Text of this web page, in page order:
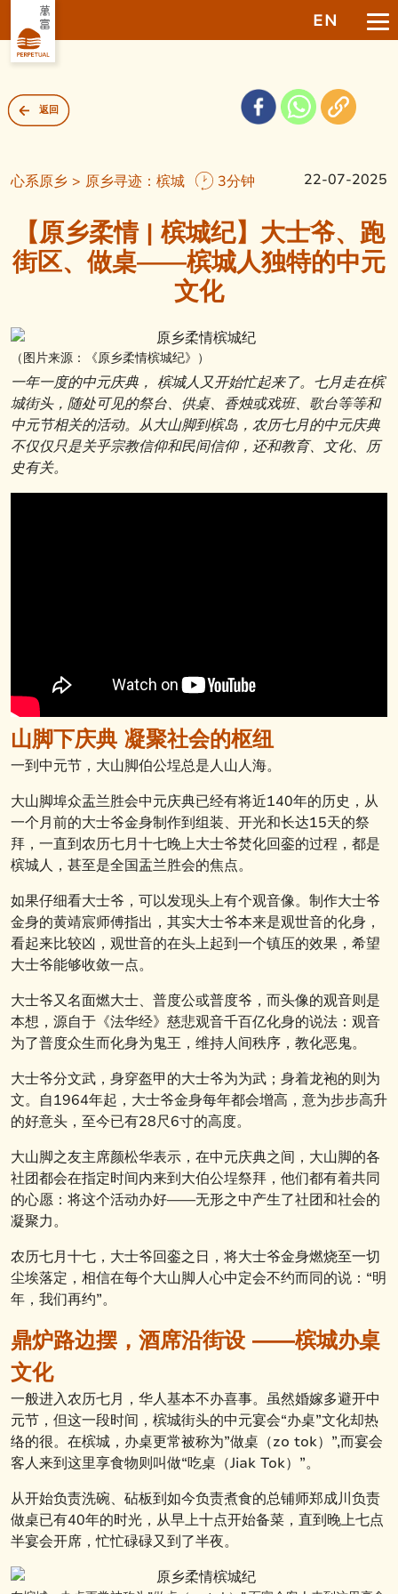
EN
返回
心系原乡 > 原乡寻迹：槟城 3分钟 22-07-2025
【原乡柔情 | 槟城纪】大士爷、跑
街区、做桌——槟城人独特的中元
文化
（图片来源：《原乡柔情槟城纪》）
一年一度的中元庆典， 槟城人又开始忙起来了。七月走在槟
城街头，随处可见的祭台、供桌、香烛或戏班、歌台等等和
中元节相关的活动。从大山脚到槟岛，农历七月的中元庆典
不仅仅只是关乎宗教信仰和民间信仰，还和教育、文化、历
史有关。
山脚下庆典 凝聚社会的枢纽
一到中元节，大山脚伯公埕总是人山人海。
大山脚埠众盂兰胜会中元庆典已经有将近140年的历史，从
一个月前的大士爷金身制作到组装、开光和长达15天的祭
拜，一直到农历七月十七晚上大士爷焚化回銮的过程，都是
槟城人，甚至是全国盂兰胜会的焦点。
如果仔细看大士爷，可以发现头上有个观音像。制作大士爷
金身的黄靖宸师傅指出，其实大士爷本来是观世音的化身，
看起来比较凶，观世音的在头上起到一个镇压的效果，希望
大士爷能够收敛一点。
大士爷又名面燃大士、普度公或普度爷，而头像的观音则是
本想，源自于《法华经》慈悲观音千百亿化身的说法：观音
为了普度众生而化身为鬼王，维持人间秩序，教化恶鬼。
大士爷分文武，身穿盔甲的大士爷为为武；身着龙袍的则为
文。自1964年起，大士爷金身每年都会增高，意为步步高升
的好意头，至今已有28尺6寸的高度。
大山脚之友主席颜松华表示，在中元庆典之间，大山脚的各
社团都会在指定时间内来到大伯公埕祭拜，他们都有着共同
的心愿：将这个活动办好——无形之中产生了社团和社会的
凝聚力。
农历七月十七，大士爷回銮之日，将大士爷金身燃烧至一切
尘埃落定，相信在每个大山脚人心中定会不约而同的说：“明
年，我们再约”。
鼎炉路边摆，酒席沿街设 ——槟城办桌
文化
一般进入农历七月，华人基本不办喜事。虽然婚嫁多避开中
元节，但这一段时间，槟城街头的中元宴会“办桌”文化却热
络的很。在槟城，办桌更常被称为”做桌（zo tok）”,而宴会
客人来到这里享食物则叫做“吃桌（Jiak Tok）”。
从开始负责洗碗、砧板到如今负责煮食的总铺师郑成川负责
做桌已有40年的时光，从早上十点开始备菜，直到晚上七点
半宴会开席，忙忙碌碌又到了半夜。